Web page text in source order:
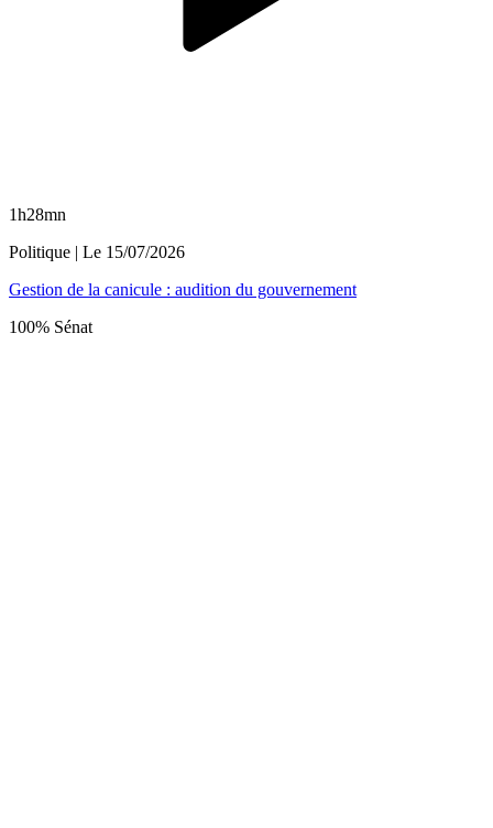
1h28mn
Politique | Le 15/07/2026
Gestion de la canicule : audition du gouvernement
100% Sénat